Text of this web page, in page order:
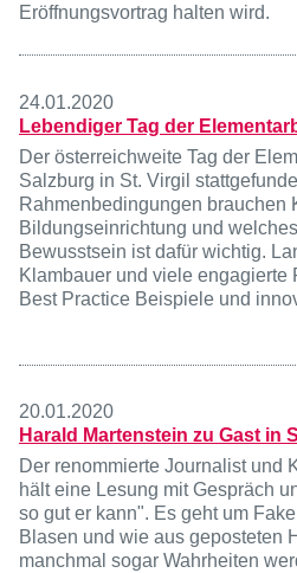
Eröffnungsvortrag halten wird.
24.01.2020
Lebendiger Tag der
Der österreichweite Tag der
Salzburg in St. Virgil
Rahmenbedingungen brauchen
Bildungseinrichtung und
Bewusstsein ist dafür wichtig.
Klambauer und viele engagierte
Best Practice Beispiele und
20.01.2020
Harald Martenstein zu Gast in
Der renommierte Journalist und
hält eine Lesung mit Gespräch
so gut er kann". Es geht um
Blasen und wie aus geposteten
manchmal sogar Wahrheiten